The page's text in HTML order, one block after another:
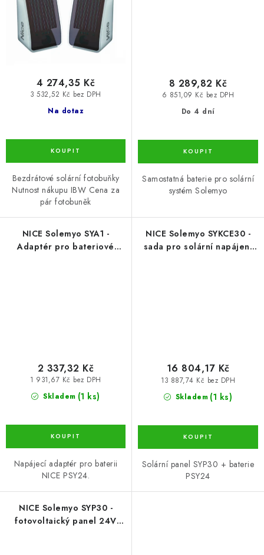
Na dotaz
3 532,52 Kč bez DPH
4 274,35 Kč
Bezdrátové solární fotobuňky
Nutnost nákupu IBW Cena za
pár fotobuněk
Do 4 dní
6 851,09 Kč bez DPH
8 289,82 Kč
Samostatná baterie pro solární
systém Solemyo
NICE Solemyo SYA1 -
Adaptér pro bateriové
Skladem (1 ks)
1 931,67 Kč bez DPH
2 337,32 Kč
Napájecí adaptér pro baterii
NICE PSY24.
NICE Solemyo SYKCE30 -
sada pro solární napájení
Skladem (1 ks)
13 887,74 Kč bez DPH
16 804,17 Kč
Solární panel SYP30 + baterie
PSY24
NICE Solemyo SYP30 -
fotovoltaický panel 24V